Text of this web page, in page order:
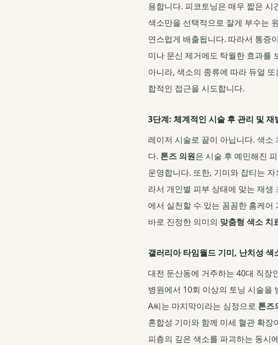
용합니다. 피코토닝은 매우 짧은
색소만을 선택적으로 잘게 부수는
연스럽게 배출됩니다. 따라서 통증
미나 문신 제거에도 탁월한 효과를
아니라, 색소의 종류에 따라 듀얼
합적인 접근을 시도합니다.
3단계: 체계적인 시술 후 관리 및 재
레이저 시술로 끝이 아닙니다. 색
다. 톤즈 의원은 시술 후 예민해진
운영합니다. 또한, 기미와 잡티는
라서 개인별 피부 상태에 맞는 재
에서 실천할 수 있는 꼼꼼한 홈케
바로 진정한 의미의 맞춤형 색소 치
갤러리아 타임월드 기미, 난치성 색
대전 둔산동에 거주하는 40대 직장
병원에서 10회 이상의 토닝 시술을
A씨는 마지막이라는 심정으로 톤즈
혼합성 기미와 함께 미세 혈관 확
피층의 깊은 색소를 파괴하는 동시